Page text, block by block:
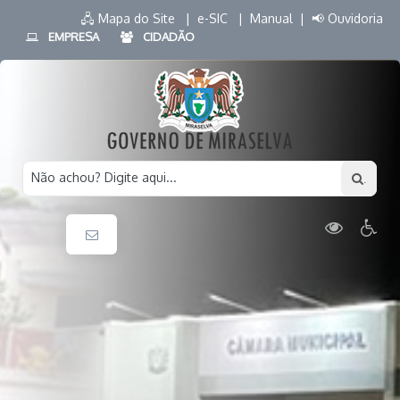
🖧 Mapa do Site | e-SIC | Manual | 📢 Ouvidoria
EMPRESA CIDADÃO
Não achou? Digite aqui...